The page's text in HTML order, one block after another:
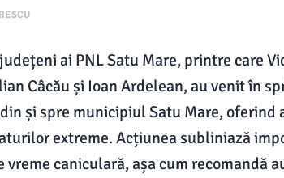
ai PNL Satu Mare, printre care
Câcău și Ioan Ardelean, au venit în
și spre municipiul Satu Mare, oferind
extreme. Acțiunea subliniază
caniculară, așa cum recomandă